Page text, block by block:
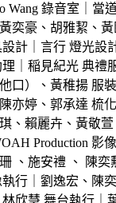
Wang 錄音室｜當
奕豪、胡雅絜、黃
計｜言行 燈光設
｜稲見紀光 典禮
口）、黃稚揚 服
亦婷、郭承達 梳
、賴麗卉、黃敬
Production 影
、施安禮 、 陳奕
行｜劉逸宏、陳
欣慧 舞台執行｜